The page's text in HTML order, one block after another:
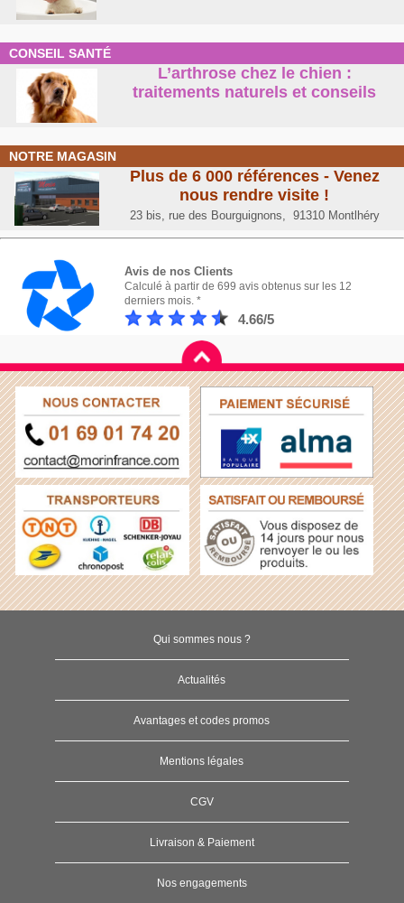
CONSEIL SANTÉ
L’arthrose chez le chien :
traitements naturels et conseil s
NOTRE MAGASIN
Plus de 6 000 références - Venez
nous rendre visite !
23 bis, rue des Bourguignons, 91310 Montlhéry
Avis de nos Clients
Calculé à partir de 699 avis obtenus sur les 12
derniers mois. *
4.66/5
Qui sommes nous ?
Actualités
Avantages et codes promos
Mentions légales
CGV
Livraison & Paiement
Nos engagements